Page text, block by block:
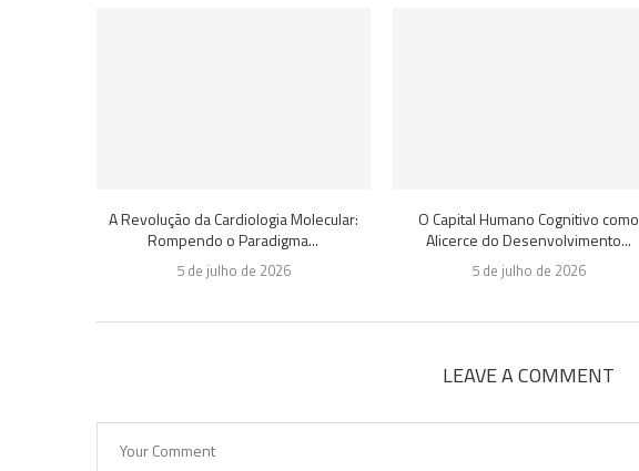
A Revolução da Cardiologia Molecular:
Rompendo o Paradigma...
5 de julho de 2026
O Capital Humano Cognitivo como
Alicerce do Desenvolvimento...
5 de julho de 2026
LEAVE A COMMENT